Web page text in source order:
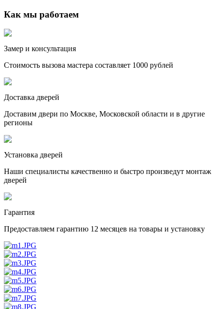
Как мы работаем
Замер и консультация
Стоимость вызова мастера составляет 1000 рублей
Доставка дверей
Доставим двери по Москве, Московской области и в другие
регионы
Установка дверей
Наши специалисты качественно и быстро произведут монтаж
дверей
Гарантия
Предоставляем гарантию 12 месяцев на товары и установку